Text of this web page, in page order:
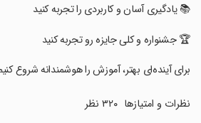
‏‏‏‏‏📚 یادگیری آسان و کاربردی را تجربه کنید
‏‏‏‏‏🏆 جشنواره و کلی جایزه رو تجربه کنید
‏‏‏‏‏برای آینده‌ای بهتر، آموزش را هوشمندانه شروع
نظرات و امتیازها